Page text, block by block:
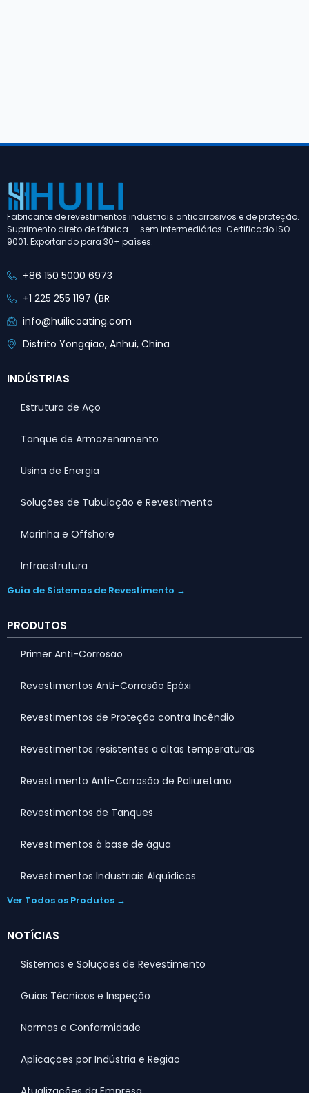
Fabricante de revestimentos industriais anticorrosivos e de proteção.
Suprimento direto de fábrica — sem intermediários. Certificado ISO
9001. Exportando para 30+ países.
+86 150 5000 6973
+1 225 255 1197 (BR
info@huilicoating.com
Distrito Yongqiao, Anhui, China
INDÚSTRIAS
Estrutura de Aço
Tanque de Armazenamento
Usina de Energia
Soluções de Tubulação e Revestimento
Marinha e Offshore
Infraestrutura
Guia de Sistemas de Revestimento →
PRODUTOS
Primer Anti-Corrosão
Revestimentos Anti-Corrosão Epóxi
Revestimentos de Proteção contra Incêndio
Revestimentos resistentes a altas temperaturas
Revestimento Anti-Corrosão de Poliuretano
Revestimentos de Tanques
Revestimentos à base de água
Revestimentos Industriais Alquídicos
Ver Todos os Produtos →
NOTÍCIAS
Sistemas e Soluções de Revestimento
Guias Técnicos e Inspeção
Normas e Conformidade
Aplicações por Indústria e Região